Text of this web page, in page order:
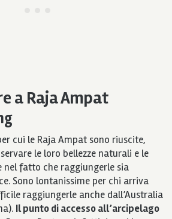
a Raja Ampat
cui le Raja Ampat sono riuscite,
le loro bellezze naturali e le
nel fatto che raggiungerle sia
Sono lontanissime per chi arriva
raggiungerle anche dall’Australia
Il punto di accesso all’arcipelago